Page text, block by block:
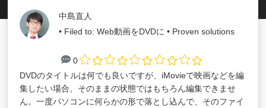
中島直人
• Filed to:Web動画をDVDに • Proven solutions
0
DVDのタイトルは何でも良いですが、iMovieで映画などを編
集したい場合、そのままの状態ではもちろん編集できませ
ん。一度パソコンに何らかの形で落とし込んで、そのファイ